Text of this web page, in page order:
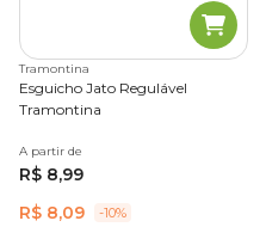
Tramontina
Esguicho Jato Regulável
Tramontina
A partir de
R$ 8,99
R$ 8,09
-10%